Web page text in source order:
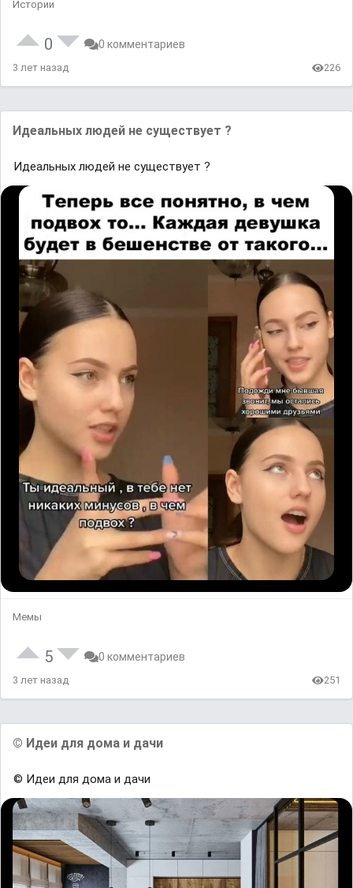
Истории
0 0 комментариев
3 лет назад 226
Идеальных людей не существует ?
Идеальных людей не существует ?
Мемы
5 0 комментариев
3 лет назад 251
© Идеи для дома и дачи
© Идеи для дома и дачи